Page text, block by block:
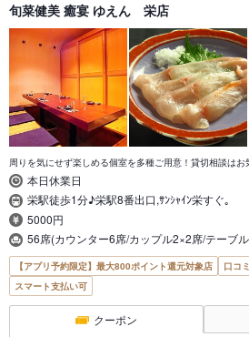
旬菜健美 癒宴 ゆえん 栄店
周りを気にせず楽しめる個室を多種ご用意！貸切相談は
本日休業日
栄駅徒歩1分♪栄駅8番出口,ｻﾝｼｬｲﾝ栄すぐ｡
5000円
56席(カウンター6席/カップル2×2席/テーブ
【アプリ予約限定】最大800ポイント還元対象店
口コ
スマート支払い可
クーポン